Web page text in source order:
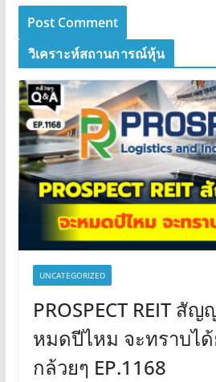
วิเคราะห์สถานการณ์หุ้น
UNCATEGORIZED
PROSPECT REIT สั
หมดปีไหม จะทราบไ
กล้วยๆ EP.1168